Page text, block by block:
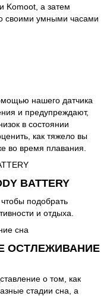
Komoot, а затем
своими умными часами
нашего датчика
и предупреждают,
в состоянии
как тяжело вы
во время плавания.
BATTERY
подобрать
и отдыха.
ОСТЛЕЖИВАНИЕ
о том, как
стадии сна, а